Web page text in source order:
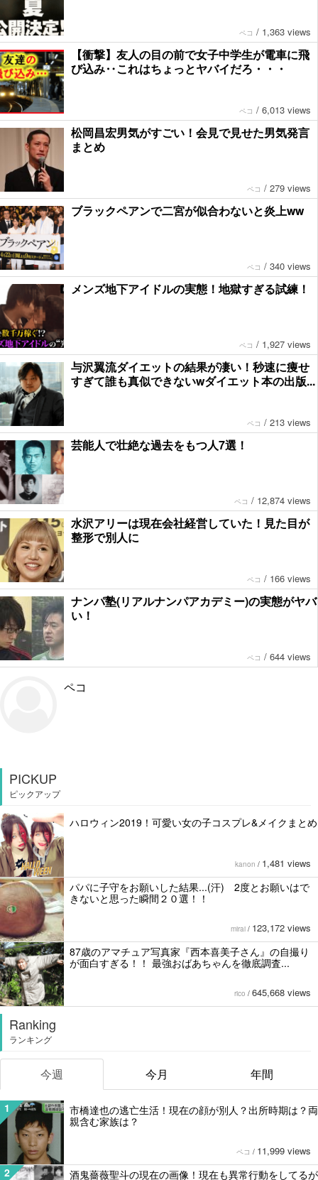
ペコ / 1,363 views
【衝撃】友人の目の前で女子中学生が電車に飛
び込み‥これはちょっとヤバイだろ・・・
ペコ / 6,013 views
松岡昌宏男気がすごい！会見で見せた男気発言
まとめ
ペコ / 279 views
ブラックペアンで二宮が似合わないと炎上ww
ペコ / 340 views
メンズ地下アイドルの実態！地獄すぎる試練！
ペコ / 1,927 views
与沢翼流ダイエットの結果が凄い！秒速に痩せ
すぎて誰も真似できないwダイエット本の出版...
ペコ / 213 views
芸能人で壮絶な過去をもつ人7選！
ペコ / 12,874 views
水沢アリーは現在会社経営していた！見た目が
整形で別人に
ペコ / 166 views
ナンパ塾(リアルナンパアカデミー)の実態がヤバ
い！
ペコ / 644 views
ペコ
PICKUP
ピックアップ
ハロウィン2019！可愛い女の子コスプレ&メイクまとめ
kanon / 1,481 views
パパに子守をお願いした結果...(汗) 2度とお願いはで
きないと思った瞬間２０選！！
mirai / 123,172 views
87歳のアマチュア写真家『西本喜美子さん』の自撮り
が面白すぎる！！ 最強おばあちゃんを徹底調査...
rico / 645,668 views
Ranking
ランキング
今週 今月 年間
1
市橋達也の逃亡生活！現在の顔が別人？出所時期は？両
親含む家族は？
ペコ / 11,999 views
2
酒鬼薔薇聖斗の現在の画像！現在も異常行動をしてるが